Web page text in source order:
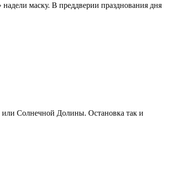
маску. В преддверии празднования дня
или Солнечной Долины. Остановка так и